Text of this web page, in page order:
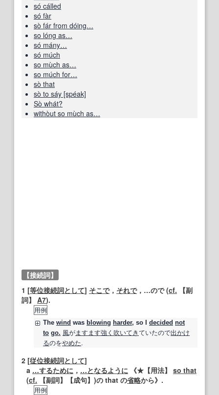
só cálled
só fàr
sò fár from dóing…
so lóng as…
só mány…
só múch
so mùch as…
so múch for…
sò that
sò to sáy [spéak]
Sò whát?
withòut so mùch as…
【接続詞】
1 [等位接続詞として] そこで， それで，…ので (cf.
【副
詞】 A7).
用例
The wind was blowing harder, so decided not
to go. 風がますます強く 吹いてきていたので出かけ
るのをやめた.
2 [従位接続詞として]
a …するために ， …となるように 《★ 【用法】 so that
(cf. 【副詞】 【成句】 )の that の省略から》.
用例